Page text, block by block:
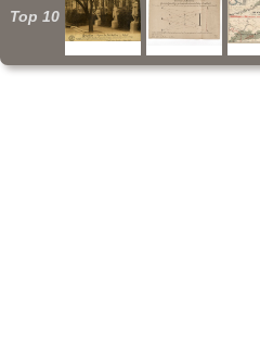
Top 10